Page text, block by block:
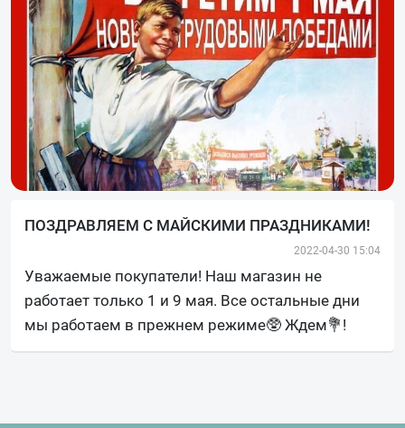
ПОЗДРАВЛЯЕМ С МАЙСКИМИ ПРАЗДНИКАМИ!
2022-04-30 15:04
Уважаемые покупатели! Наш магазин не
работает только 1 и 9 мая. Все остальные дни
мы работаем в прежнем режиме🥸 Ждем💐!